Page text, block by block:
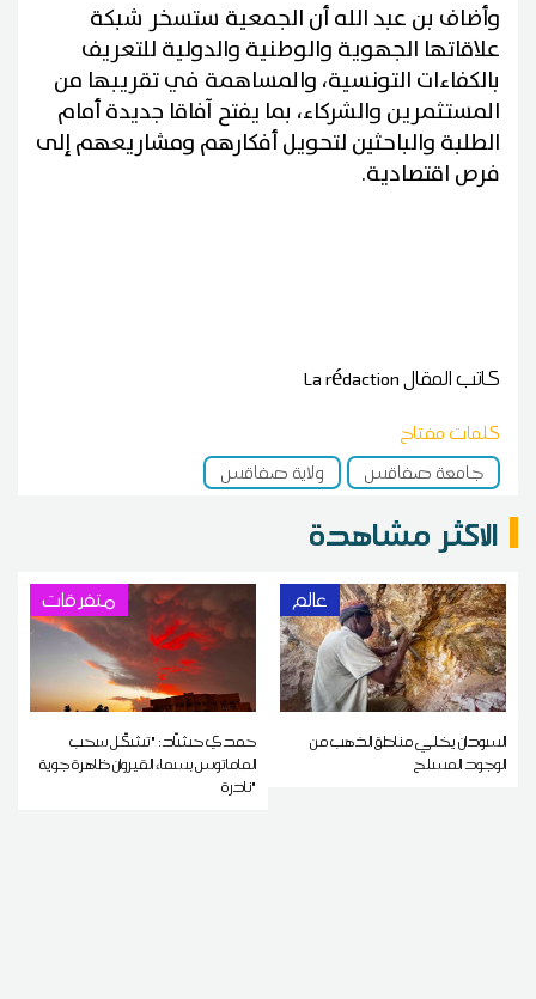
وأضاف بن عبد الله أن الجمعية ستسخر شبكة
علاقاتها الجهوية والوطنية والدولية للتعريف
بالكفاءات التونسية، والمساهمة في تقريبها من
المستثمرين والشركاء، بما يفتح آفاقا جديدة أمام
الطلبة والباحثين لتحويل أفكارهم ومشاريعهم إلى
فرص اقتصادية.
كاتب المقالLa rédaction
كلمات مفتاح
جامعة صفاقس
ولاية صفاقس
الاكثر مشاهدة
عالم
السودان يخلي مناطق الذهب من
الوجود المسلح
متفرقات
حمدي حشاّد: "تشكّل سحب
الماماتوس بسماء القيروان ظاهرة جوية
نادرة"